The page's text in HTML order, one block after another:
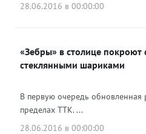
28.06.2016 в 00:00:00
«Зебры» в столице
стеклянными шариками
В первую очередь обновленная
пределах ТТК. ...
28.06.2016 в 00:00:00